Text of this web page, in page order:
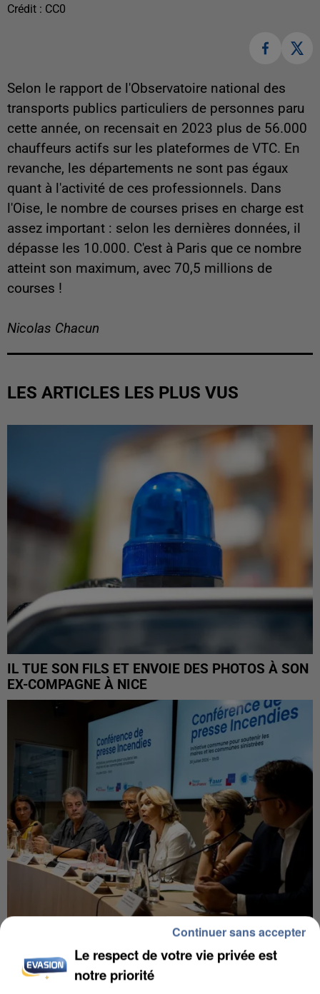
Crédit : CC0
Selon le rapport de l'Observatoire national des
transports publics particuliers de personnes paru
cette année, on recensait en 2023 plus de 56.000
chauffeurs actifs sur les plateformes de VTC. En
revanche, les départements ne sont pas égaux
quant à l'activité de ces professionnels. Dans
l'Oise, le nombre de courses prises en charge est
assez important : selon les dernières données, il
dépasse les 10.000. C'est à Paris que ce nombre
atteint son maximum, avec 70,5 millions de
courses !
Nicolas Chacun
LES ARTICLES LES PLUS VUS
IL TUE SON FILS ET ENVOIE DES PHOTOS À SON
EX-COMPAGNE À NICE
INCENDIES : L’ÎLE-DE-FRANCE LANCE UN ÉLAN
DE SOLIDARITÉ AVEC LES...
Le respect de votre vie privée est
notre priorité
Continuer sans accepter